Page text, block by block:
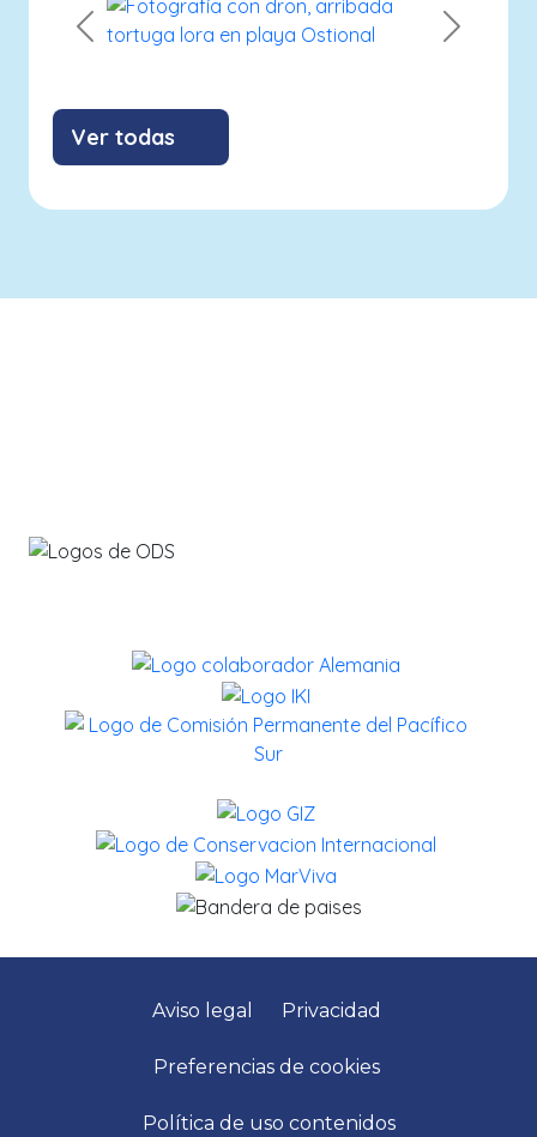
Previous Next
Ver todas
Aviso legal Privacidad
Preferencias de cookies
Política de uso contenidos